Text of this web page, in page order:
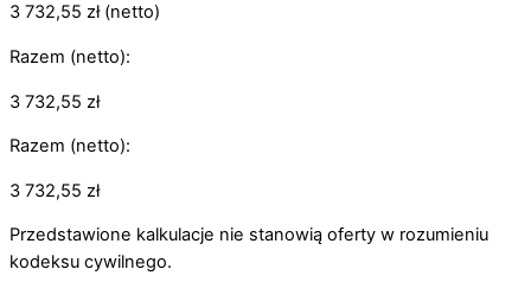
3 732,55 zł(netto)
Razem (netto):
3 732,55 zł
Razem (netto):
3 732,55 zł
Przedstawione kalkulacje nie stanowią oferty w rozumieniu
kodeksu cywilnego.